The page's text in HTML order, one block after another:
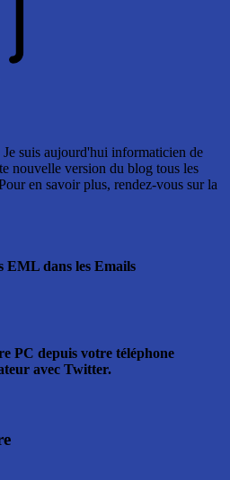
suis aujourd'hui informaticien de
nouvelle version du blog tous les
en savoir plus, rendez-vous sur la
EML dans les Emails
PC depuis votre téléphone
avec Twitter.